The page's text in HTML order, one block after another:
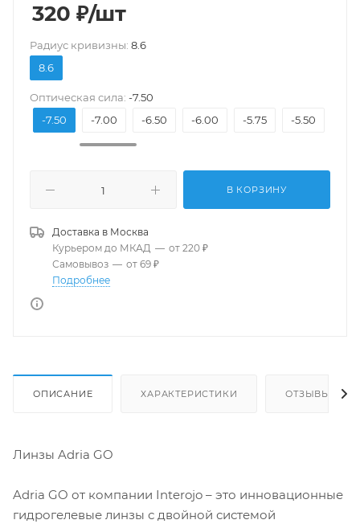
320 ₽/шт
Pадиус кривизны: 8.6
8.6
Оптическая сила: -7.50
-7.50 -7.00 -6.50 -6.00 -5.75 -5.50
В КОРЗИНУ
Доставка в Москва
Курьером до МКАД — от 220 ₽
Самовывоз — от 69 ₽
Подробнее
ОПИСАНИЕ ХАРАКТЕРИСТИКИ ОТЗЫВЫ
Линзы Adria GO
Adria GO от компании Interojo – это инновационные
гидрогелевые линзы с двойной системой